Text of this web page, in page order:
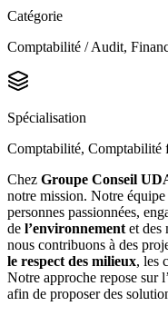
Catégorie
Comptabilité / Audit,
Spécialisation
Comptabilité, Comptabilité
Chez Groupe Conseil
notre mission. Notre
personnes passionnées,
de l’environnement et des
nous contribuons à des
le respect des milieux, les
Notre approche repose sur
afin de proposer des